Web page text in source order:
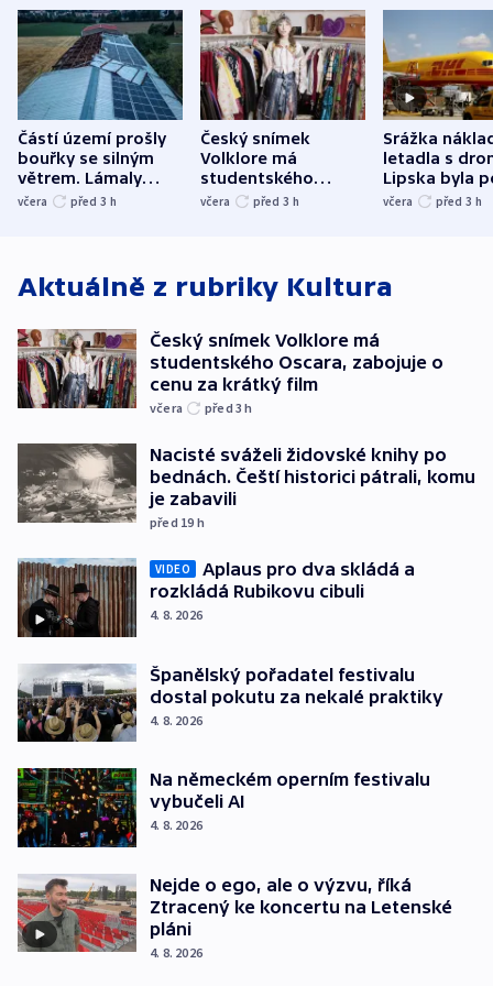
Částí území prošly
bouřky se silným
větrem. Lámaly
stromy a poničily
včera před 3 h
Český snímek
Volklore má
studentského
Oscara, zabojuje o
včera před 3 h
Srážka
letadla s
Lipska byla
německého
včera před 3 h
Aktuálně z rubriky Kultura
Český snímek Volklore má
studentského Oscara, zabojuje o
cenu za krátký film
včera před 3h
Nacisté sváželi židovské knihy po
bednách. Čeští historici pátrali, komu
je zabavili
před 19 h
VIDEO
Aplaus pro dva skládá a
rozkládá Rubikovu cibuli
4. 8. 2026
Španělský pořadatel festivalu
dostal pokutu za nekalé praktiky
4. 8. 2026
Na německém operním festivalu
vybučeli AI
4. 8. 2026
Nejde o ego, ale o výzvu, říká
Ztracený ke koncertu na Letenské
pláni
4. 8. 2026